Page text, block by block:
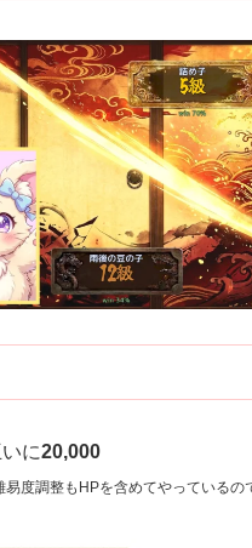
に20,000
度調整もHPを含めてやっているの